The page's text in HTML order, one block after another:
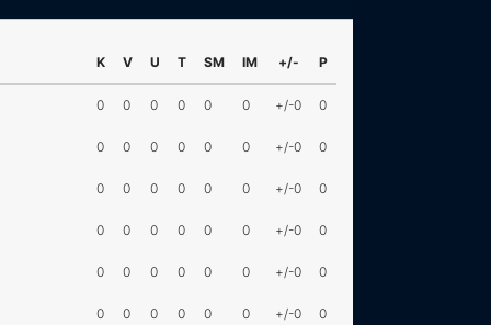
K V U T SM IM +/- P
0 0 0 0 0 0 +/-0 0
0 0 0 0 0 0 +/-0 0
0 0 0 0 0 0 +/-0 0
0 0 0 0 0 0 +/-0 0
0 0 0 0 0 0 +/-0 0
0 0 0 0 0 0 +/-0 0